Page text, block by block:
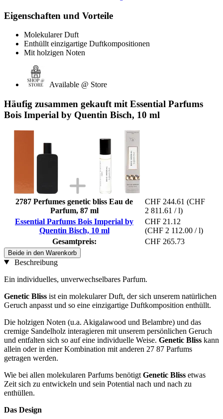
Eigenschaften und Vorteile
Molekularer Duft
Enthüllt einzigartige Duftkompositionen
Mit holzigen Noten
Available @ Store
Häufig zusammen gekauft mit Essential Parfums
Bois Imperial by Quentin Bisch, 10 ml
2787 Perfumes genetic bliss Eau de
Parfum, 87 ml
CHF 244.61 (CHF
2 811.61 / l)
Essential Parfums Bois Imperial by
Quentin Bisch, 10 ml
CHF 21.12
(CHF 2 112.00 / l)
Gesamtpreis:
CHF 265.73
Beide in den Warenkorb
Beschreibung
Ein individuelles, unverwechselbares Parfum.
Genetic Bliss ist ein molekularer Duft, der sich unserem natürlichen
Geruch anpasst und so eine einzigartige Duftkomposition enthüllt.
Die holzigen Noten (u.a. Akigalawood und Belambre) und das
cremige Sandelholz interagieren mit unserem persönlichen Geruch
und entfalten sich so auf eine individuelle Weise. Genetic Bliss kann
allein oder in einer Kombination mit anderen 27 87 Parfums
getragen werden.
Wie bei allen molekularen Parfums benötigt Genetic Bliss etwas
Zeit sich zu entwickeln und sein Potential nach und nach zu
enthüllen.
Das Design